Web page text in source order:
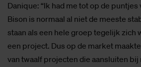
Danique: “Ik had me tot op de
Bison is normaal al niet de meeste
staan als een hele groep tegelijk zich
een project. Dus op de market
van twaalf projecten die aansluiten bij